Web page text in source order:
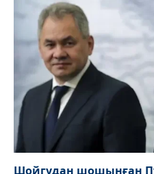
Шойгудан шошынған